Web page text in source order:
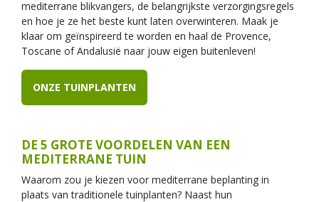
mediterrane blikvangers, de belangrijkste verzorgingsregels
en hoe je ze het beste kunt laten overwinteren. Maak je
klaar om geïnspireerd te worden en haal de Provence,
Toscane of Andalusië naar jouw eigen buitenleven!
ONZE TUINPLANTEN
DE 5 GROTE VOORDELEN VAN EEN
MEDITERRANE TUIN
Waarom zou je kiezen voor mediterrane beplanting in
plaats van traditionele tuinplanten? Naast hun